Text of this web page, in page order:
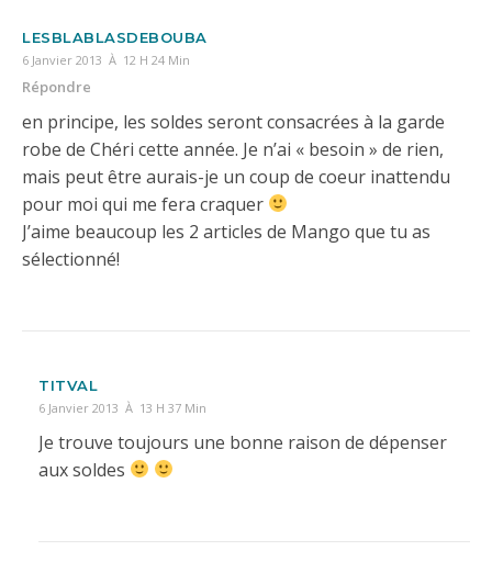
LESBLABLASDEBOUBA
6 Janvier 2013 À 12 H 24 Min
Répondre
en principe, les soldes seront consacrées à la garde
robe de Chéri cette année. Je n’ai « besoin » de rien,
mais peut être aurais-je un coup de coeur inattendu
pour moi qui me fera craquer
J’aime beaucoup les 2 articles de Mango que tu as
sélectionné!
TITVAL
6 Janvier 2013 À 13 H 37 Min
Je trouve toujours une bonne raison de dépenser
aux soldes